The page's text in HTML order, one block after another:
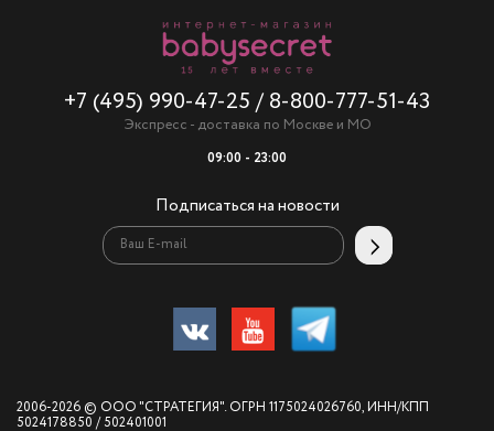
+7 (495) 990-47-25 / 8-800-777-51-43
Экспресс - доставка по Москве и МО
09:00 - 23:00
Подписаться на новости
2006-2026 © ООО "СТРАТЕГИЯ". ОГРН 1175024026760, ИНН/КПП
5024178850 / 502401001